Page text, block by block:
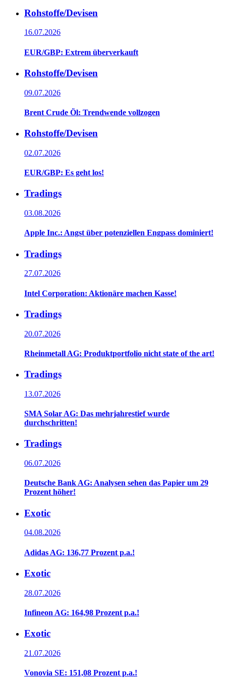
Rohstoffe/Devisen
16.07.2026
EUR/GBP: Extrem überverkauft
Rohstoffe/Devisen
09.07.2026
Brent Crude Öl: Trendwende vollzogen
Rohstoffe/Devisen
02.07.2026
EUR/GBP: Es geht los!
Tradings
03.08.2026
Apple Inc.: Angst über potenziellen Engpass dominiert!
Tradings
27.07.2026
Intel Corporation: Aktionäre machen Kasse!
Tradings
20.07.2026
Rheinmetall AG: Produktportfolio nicht state of the art!
Tradings
13.07.2026
SMA Solar AG: Das mehrjahrestief wurde
durchschritten!
Tradings
06.07.2026
Deutsche Bank AG: Analysen sehen das Papier um 29
Prozent höher!
Exotic
04.08.2026
Adidas AG: 136,77 Prozent p.a.!
Exotic
28.07.2026
Infineon AG: 164,98 Prozent p.a.!
Exotic
21.07.2026
Vonovia SE: 151,08 Prozent p.a.!